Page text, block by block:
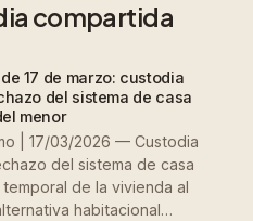
compartida
17 de marzo: custodia
del sistema de casa
menor
| 17/03/2026 — Custodia
del sistema de casa
de la vivienda al
habitacional…